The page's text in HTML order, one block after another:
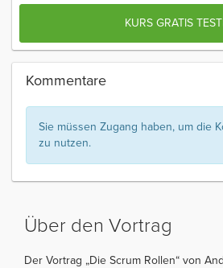
KURS GRATIS
Kommentare
Sie müssen Zugang haben, um die
zu nutzen.
Über den Vortrag
Der Vortrag „Die Scrum Rollen“ von